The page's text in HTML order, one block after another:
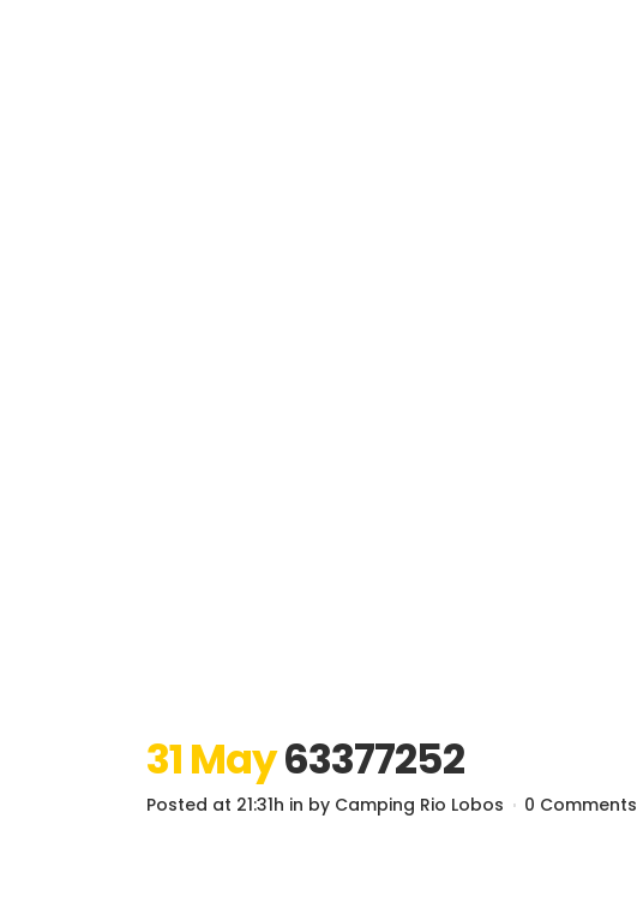
31 May63377252
Posted at 21:31h in by Camping Rio Lobos 0 Comments